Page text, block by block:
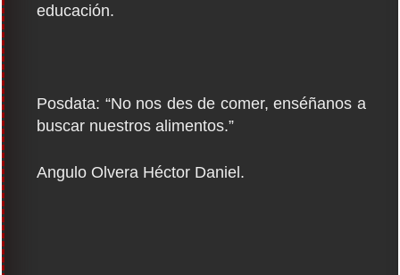
educación.
Posdata: “No nos des de comer, enséñanos a
buscar nuestros alimentos.”
Angulo Olvera Héctor Daniel.